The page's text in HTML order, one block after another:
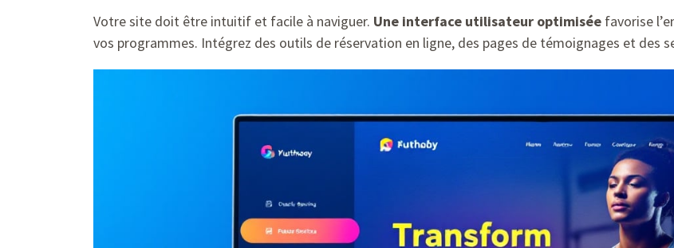
Votre site doit être intuitif et facile à naviguer. Une interface utilisateur optimisée favorise
vos programmes. Intégrez des outils de réservation en ligne, des pages de témoignages et des